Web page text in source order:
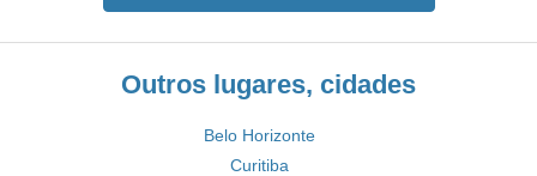
Outros lugares, cidades
Belo Horizonte
Curitiba